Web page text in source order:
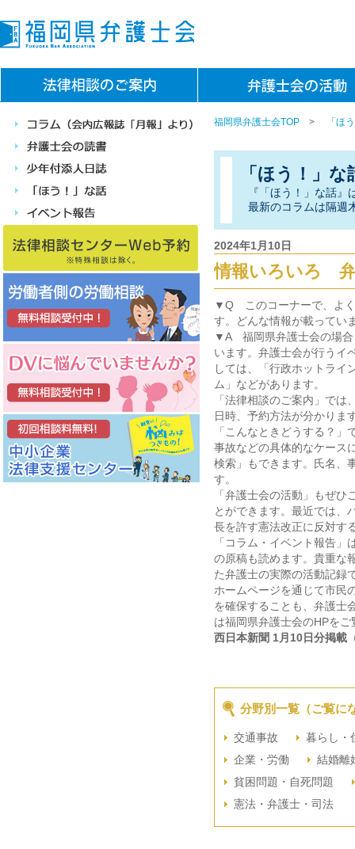
福岡県弁護士会TOP > 「ほ
「ほう！」な
『「ほう！」な話
最新のコラムは隔週
2024年1月10日
情報いろいろ
▼Q このコーナーで、よく
す。どんな情報が載ってい
▼A 福岡県弁護士会の場合
います。弁護士会が行うイ
しては、「行政ホットライ
ム」などがあります。
「法律相談のご案内」で
日時、予約方法が分かりま
「こんなときどうする？
事故などの具体的なケース
検索」もできます。氏名、
す。
「弁護士会の活動」もぜ
とができます。最近では、
長を許す憲法改正に反対す
「コラム・イベント報告
の原稿も読めます。貴重な
た弁護士の実際の活動記録
ホームページを通じて市民
を確保することも、弁護士
は福岡県弁護士会のHPをご
西日本新聞 1月10日分掲載
分野別一覧（ご覧に
交通事故
暮らし・
企業・労働
結婚離
貧困問題・自死問題
憲法・弁護士・司法